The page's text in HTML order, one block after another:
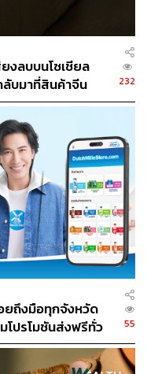
นล้านบาท เติบโต
นแบ่งตลาดขนส่งพัสดุ
ะเทศไทยมีการ
ให้บริการรายใหญ่ 5
ดอยู่ที่ 23.5%
ลาดอยู่ที่ 20.1%
ลาดอยู่ที่ 17.4%
าดอยู่ที่ 16.5%
ดอยู่ที่ 13.9%
ตลาดขนส่งพัสดุถูก
บาท’ แต่ทำไมผู้เล่นใน
‘Kerry Express’
งลบบนโซเชียล
บมาที่สินค้าจีน
232
ยถึงมือทุกจังหวัด
โปรโมชันส่งฟรีทั่ว
ถัดไป ส่งสินค้าแบบ
55